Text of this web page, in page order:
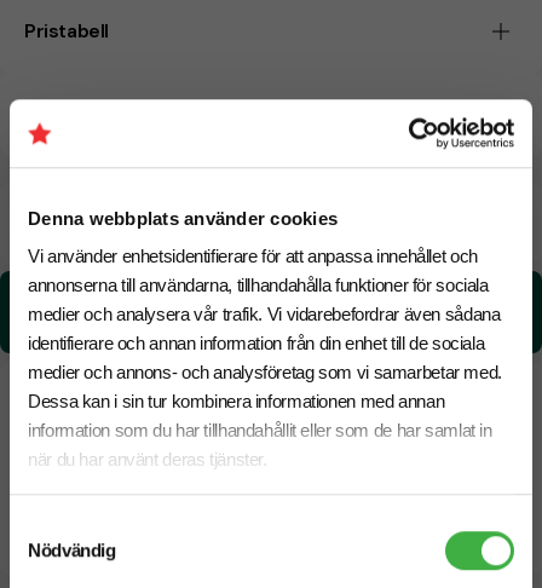
Denna webbplats använder cookies
Vi använder enhetsidentifierare för att anpassa innehållet och
annonserna till användarna, tillhandahålla funktioner för sociala
medier och analysera vår trafik. Vi vidarebefordrar även sådana
identifierare och annan information från din enhet till de sociala
medier och annons- och analysföretag som vi samarbetar med.
Dessa kan i sin tur kombinera informationen med annan
information som du har tillhandahållit eller som de har samlat in
när du har använt deras tjänster.
Nödvändig
Pristabell
20 Augusti Beräknad leveranstid:
5.09 kg CO₂e / per styck